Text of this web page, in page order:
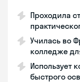
Проходила
Училась во
колледже
Использует
быстрого